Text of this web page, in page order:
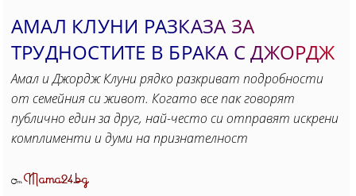
АМАЛ КЛУНИ РАЗКАЗА ЗА
ТРУДНОСТИТЕ В БРАКА С ДЖОРДЖ
Амал и Джордж Клуни рядко разкриват подробности
от семейния си живот. Когато все пак говорят
публично един за друг, най-често си отправят искрени
комплименти и думи на признателност
ОтMama24.bg